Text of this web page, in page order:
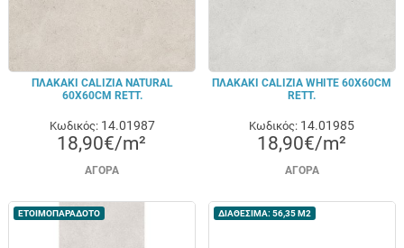
ΠΛΑΚΑΚΙ CALIZIA NATURAL
60X60CM RETT.
Κωδικός: 14.01987
18,90€/m²
ΑΓΟΡΆ
ΠΛΑΚΑΚΙ CALIZIA WHITE 60X60CM
RETT.
Κωδικός: 14.01985
18,90€/m²
ΑΓΟΡΆ
ΕΤΟΙΜΟΠΑΡΑΔΟΤΟ ΔΙΑΘΕΣΙΜΑ: 56,35 M2